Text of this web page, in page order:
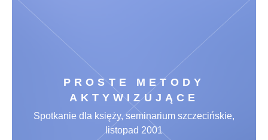
PROSTE METODY
AKTYWIZUJĄCE
Spotkanie dla księży, seminarium szczecińskie,
listopad 2001